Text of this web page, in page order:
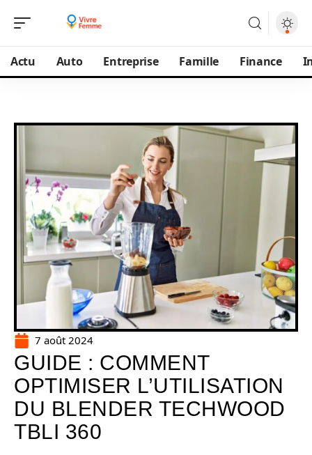
Actu Auto Entreprise Famille Finance
7 août 2024
GUIDE : COMMENT
OPTIMISER L’UTILISATION
DU BLENDER TECHWOOD
TBLI 360